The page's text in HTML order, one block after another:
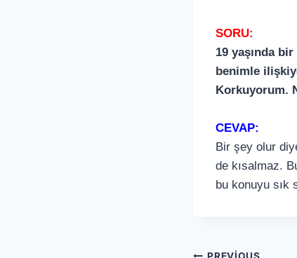
SORU:
19 yaşında
benimle
Korkuyorum.
CEVAP:
Bir şey olur
de kısalmaz.
bu konuyu sık